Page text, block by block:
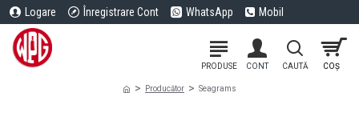
Logare Înregistrare Cont WhatsApp Mobil
Producător Seagrams